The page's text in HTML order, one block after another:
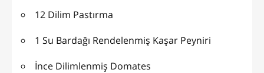
12 Dilim Pastırma
1 Su Bardağı Rendelenmiş Kaşar Peyniri
İnce Dilimlenmiş Domates